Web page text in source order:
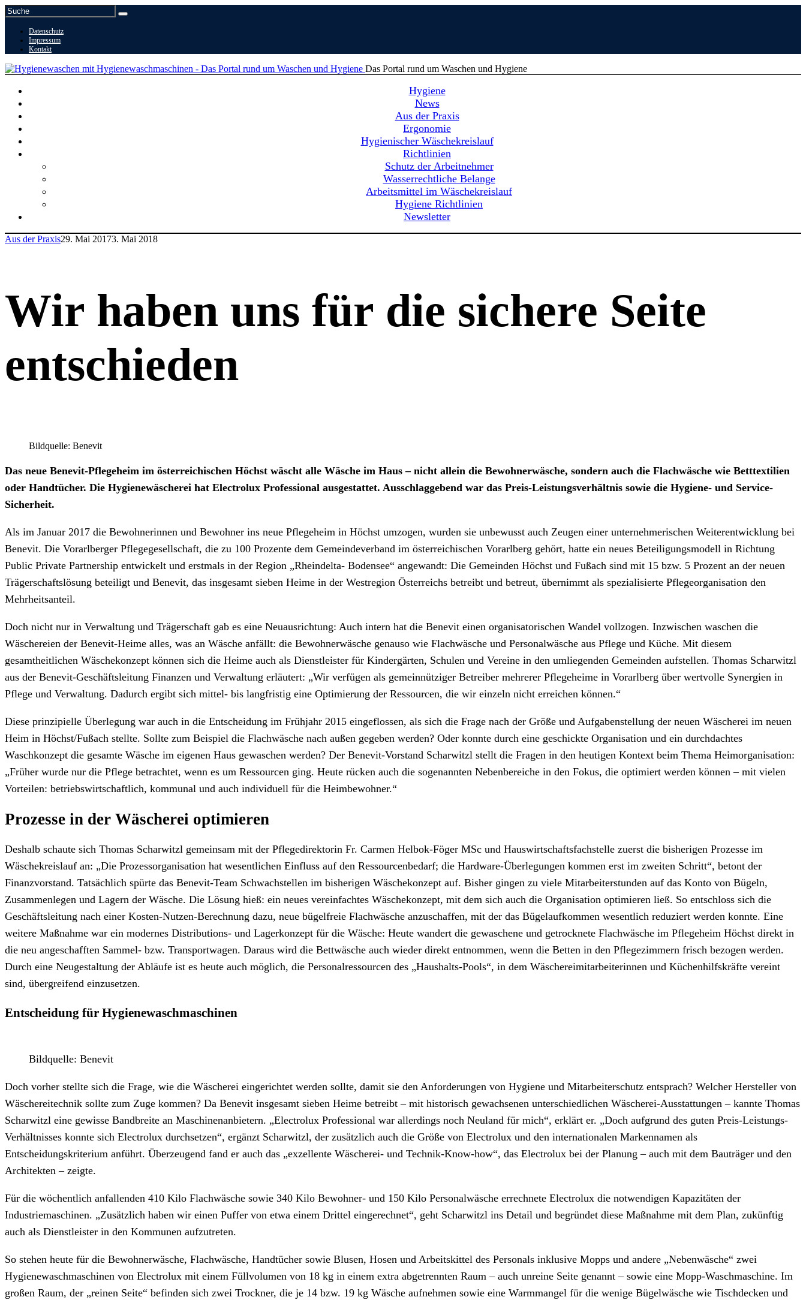
Datenschutz
Impressum
Kontakt
Das Portal rund um Waschen und Hygiene
Hygiene
News
Aus der Praxis
Ergonomie
Hygienischer Wäschekreislauf
Richtlinien
Schutz der Arbeitnehmer
Wasserrechtliche Belange
Arbeitsmittel im Wäschekreislauf
Hygiene Richtlinien
Newsletter
Aus der Praxis29. Mai 20173. Mai 2018
Wir haben uns für die sichere Seite
entschieden
Bildquelle: Benevit
Das neue Benevit-Pflegeheim im österreichischen Höchst wäscht alle Wäsche im Haus – nicht allein die Bewohnerwäsche, sondern auch die Flachwäsche wie Betttextilien
oder Handtücher. Die Hygienewäscherei hat Electrolux Professional ausgestattet. Ausschlaggebend war das Preis-Leistungsverhältnis sowie die Hygiene- und Service-
Sicherheit.
Als im Januar 2017 die Bewohnerinnen und Bewohner ins neue Pflegeheim in Höchst umzogen, wurden sie unbewusst auch Zeugen einer unternehmerischen Weiterentwicklung bei
Benevit. Die Vorarlberger Pflegegesellschaft, die zu 100 Prozente dem Gemeindeverband im österreichischen Vorarlberg gehört, hatte ein neues Beteiligungsmodell in Richtung
Public Private Partnership entwickelt und erstmals in der Region „Rheindelta- Bodensee“ angewandt: Die Gemeinden Höchst und Fußach sind mit 15 bzw. 5 Prozent an der neuen
Trägerschaftslösung beteiligt und Benevit, das insgesamt sieben Heime in der Westregion Österreichs betreibt und betreut, übernimmt als spezialisierte Pflegeorganisation den
Mehrheitsanteil.
Doch nicht nur in Verwaltung und Trägerschaft gab es eine Neuausrichtung: Auch intern hat die Benevit einen organisatorischen Wandel vollzogen. Inzwischen waschen die
Wäschereien der Benevit-Heime alles, was an Wäsche anfällt: die Bewohnerwäsche genauso wie Flachwäsche und Personalwäsche aus Pflege und Küche. Mit diesem
gesamtheitlichen Wäschekonzept können sich die Heime auch als Dienstleister für Kindergärten, Schulen und Vereine in den umliegenden Gemeinden aufstellen. Thomas Scharwitzl
aus der Benevit-Geschäftsleitung Finanzen und Verwaltung erläutert: „Wir verfügen als gemeinnütziger Betreiber mehrerer Pflegeheime in Vorarlberg über wertvolle Synergien in
Pflege und Verwaltung. Dadurch ergibt sich mittel- bis langfristig eine Optimierung der Ressourcen, die wir einzeln nicht erreichen können.“
Diese prinzipielle Überlegung war auch in die Entscheidung im Frühjahr 2015 eingeflossen, als sich die Frage nach der Größe und Aufgabenstellung der neuen Wäscherei im neuen
Heim in Höchst/Fußach stellte. Sollte zum Beispiel die Flachwäsche nach außen gegeben werden? Oder konnte durch eine geschickte Organisation und ein durchdachtes
Waschkonzept die gesamte Wäsche im eigenen Haus gewaschen werden? Der Benevit-Vorstand Scharwitzl stellt die Fragen in den heutigen Kontext beim Thema Heimorganisation:
„Früher wurde nur die Pflege betrachtet, wenn es um Ressourcen ging. Heute rücken auch die sogenannten Nebenbereiche in den Fokus, die optimiert werden können – mit vielen
Vorteilen: betriebswirtschaftlich, kommunal und auch individuell für die Heimbewohner.“
Prozesse in der Wäscherei optimieren
Deshalb schaute sich Thomas Scharwitzl gemeinsam mit der Pflegedirektorin Fr. Carmen Helbok-Föger MSc und Hauswirtschaftsfachstelle zuerst die bisherigen Prozesse im
Wäschekreislauf an: „Die Prozessorganisation hat wesentlichen Einfluss auf den Ressourcenbedarf; die Hardware-Überlegungen kommen erst im zweiten Schritt“, betont der
Finanzvorstand. Tatsächlich spürte das Benevit-Team Schwachstellen im bisherigen Wäschekonzept auf. Bisher gingen zu viele Mitarbeiterstunden auf das Konto von Bügeln,
Zusammenlegen und Lagern der Wäsche. Die Lösung hieß: ein neues vereinfachtes Wäschekonzept, mit dem sich auch die Organisation optimieren ließ. So entschloss sich die
Geschäftsleitung nach einer Kosten-Nutzen-Berechnung dazu, neue bügelfreie Flachwäsche anzuschaffen, mit der das Bügelaufkommen wesentlich reduziert werden konnte. Eine
weitere Maßnahme war ein modernes Distributions- und Lagerkonzept für die Wäsche: Heute wandert die gewaschene und getrocknete Flachwäsche im Pflegeheim Höchst direkt in
die neu angeschafften Sammel- bzw. Transportwagen. Daraus wird die Bettwäsche auch wieder direkt entnommen, wenn die Betten in den Pflegezimmern frisch bezogen werden.
Durch eine Neugestaltung der Abläufe ist es heute auch möglich, die Personalressourcen des „Haushalts-Pools“, in dem Wäschereimitarbeiterinnen und Küchenhilfskräfte vereint
sind, übergreifend einzusetzen.
Entscheidung für Hygienewaschmaschinen
Bildquelle: Benevit
Doch vorher stellte sich die Frage, wie die Wäscherei eingerichtet werden sollte, damit sie den Anforderungen von Hygiene und Mitarbeiterschutz entsprach? Welcher Hersteller von
Wäschereitechnik sollte zum Zuge kommen? Da Benevit insgesamt sieben Heime betreibt – mit historisch gewachsenen unterschiedlichen Wäscherei-Ausstattungen – kannte Thomas
Scharwitzl eine gewisse Bandbreite an Maschinenanbietern. „Electrolux Professional war allerdings noch Neuland für mich“, erklärt er. „Doch aufgrund des guten Preis-Leistungs-
Verhältnisses konnte sich Electrolux durchsetzen“, ergänzt Scharwitzl, der zusätzlich auch die Größe von Electrolux und den internationalen Markennamen als
Entscheidungskriterium anführt. Überzeugend fand er auch das „exzellente Wäscherei- und Technik-Know-how“, das Electrolux bei der Planung – auch mit dem Bauträger und den
Architekten – zeigte.
Für die wöchentlich anfallenden 410 Kilo Flachwäsche sowie 340 Kilo Bewohner- und 150 Kilo Personalwäsche errechnete Electrolux die notwendigen Kapazitäten der
Industriemaschinen. „Zusätzlich haben wir einen Puffer von etwa einem Drittel eingerechnet“, geht Scharwitzl ins Detail und begründet diese Maßnahme mit dem Plan, zukünftig
auch als Dienstleister in den Kommunen aufzutreten.
So stehen heute für die Bewohnerwäsche, Flachwäsche, Handtücher sowie Blusen, Hosen und Arbeitskittel des Personals inklusive Mopps und andere „Nebenwäsche“ zwei
Hygienewaschmaschinen von Electrolux mit einem Füllvolumen von 18 kg in einem extra abgetrennten Raum – auch unreine Seite genannt – sowie eine Mopp-Waschmaschine. Im
großen Raum, der „reinen Seite“ befinden sich zwei Trockner, die je 14 bzw. 19 kg Wäsche aufnehmen sowie eine Warmmangel für die wenige Bügelwäsche wie Tischdecken und